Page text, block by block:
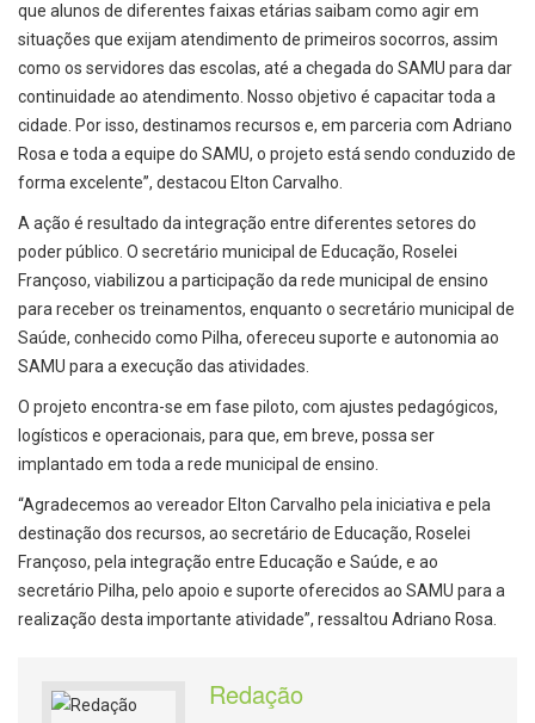
que alunos de diferentes faixas etárias saibam como agir em
situações que exijam atendimento de primeiros socorros, assim
como os servidores das escolas, até a chegada do SAMU para dar
continuidade ao atendimento. Nosso objetivo é capacitar toda a
cidade. Por isso, destinamos recursos e, em parceria com Adriano
Rosa e toda a equipe do SAMU, o projeto está sendo conduzido de
forma excelente”, destacou Elton Carvalho.
A ação é resultado da integração entre diferentes setores do
poder público. O secretário municipal de Educação, Roselei
Françoso, viabilizou a participação da rede municipal de ensino
para receber os treinamentos, enquanto o secretário municipal de
Saúde, conhecido como Pilha, ofereceu suporte e autonomia ao
SAMU para a execução das atividades.
O projeto encontra-se em fase piloto, com ajustes pedagógicos,
logísticos e operacionais, para que, em breve, possa ser
implantado em toda a rede municipal de ensino.
“Agradecemos ao vereador Elton Carvalho pela iniciativa e pela
destinação dos recursos, ao secretário de Educação, Roselei
Françoso, pela integração entre Educação e Saúde, e ao
secretário Pilha, pelo apoio e suporte oferecidos ao SAMU para a
realização desta importante atividade”, ressaltou Adriano Rosa.
Redação